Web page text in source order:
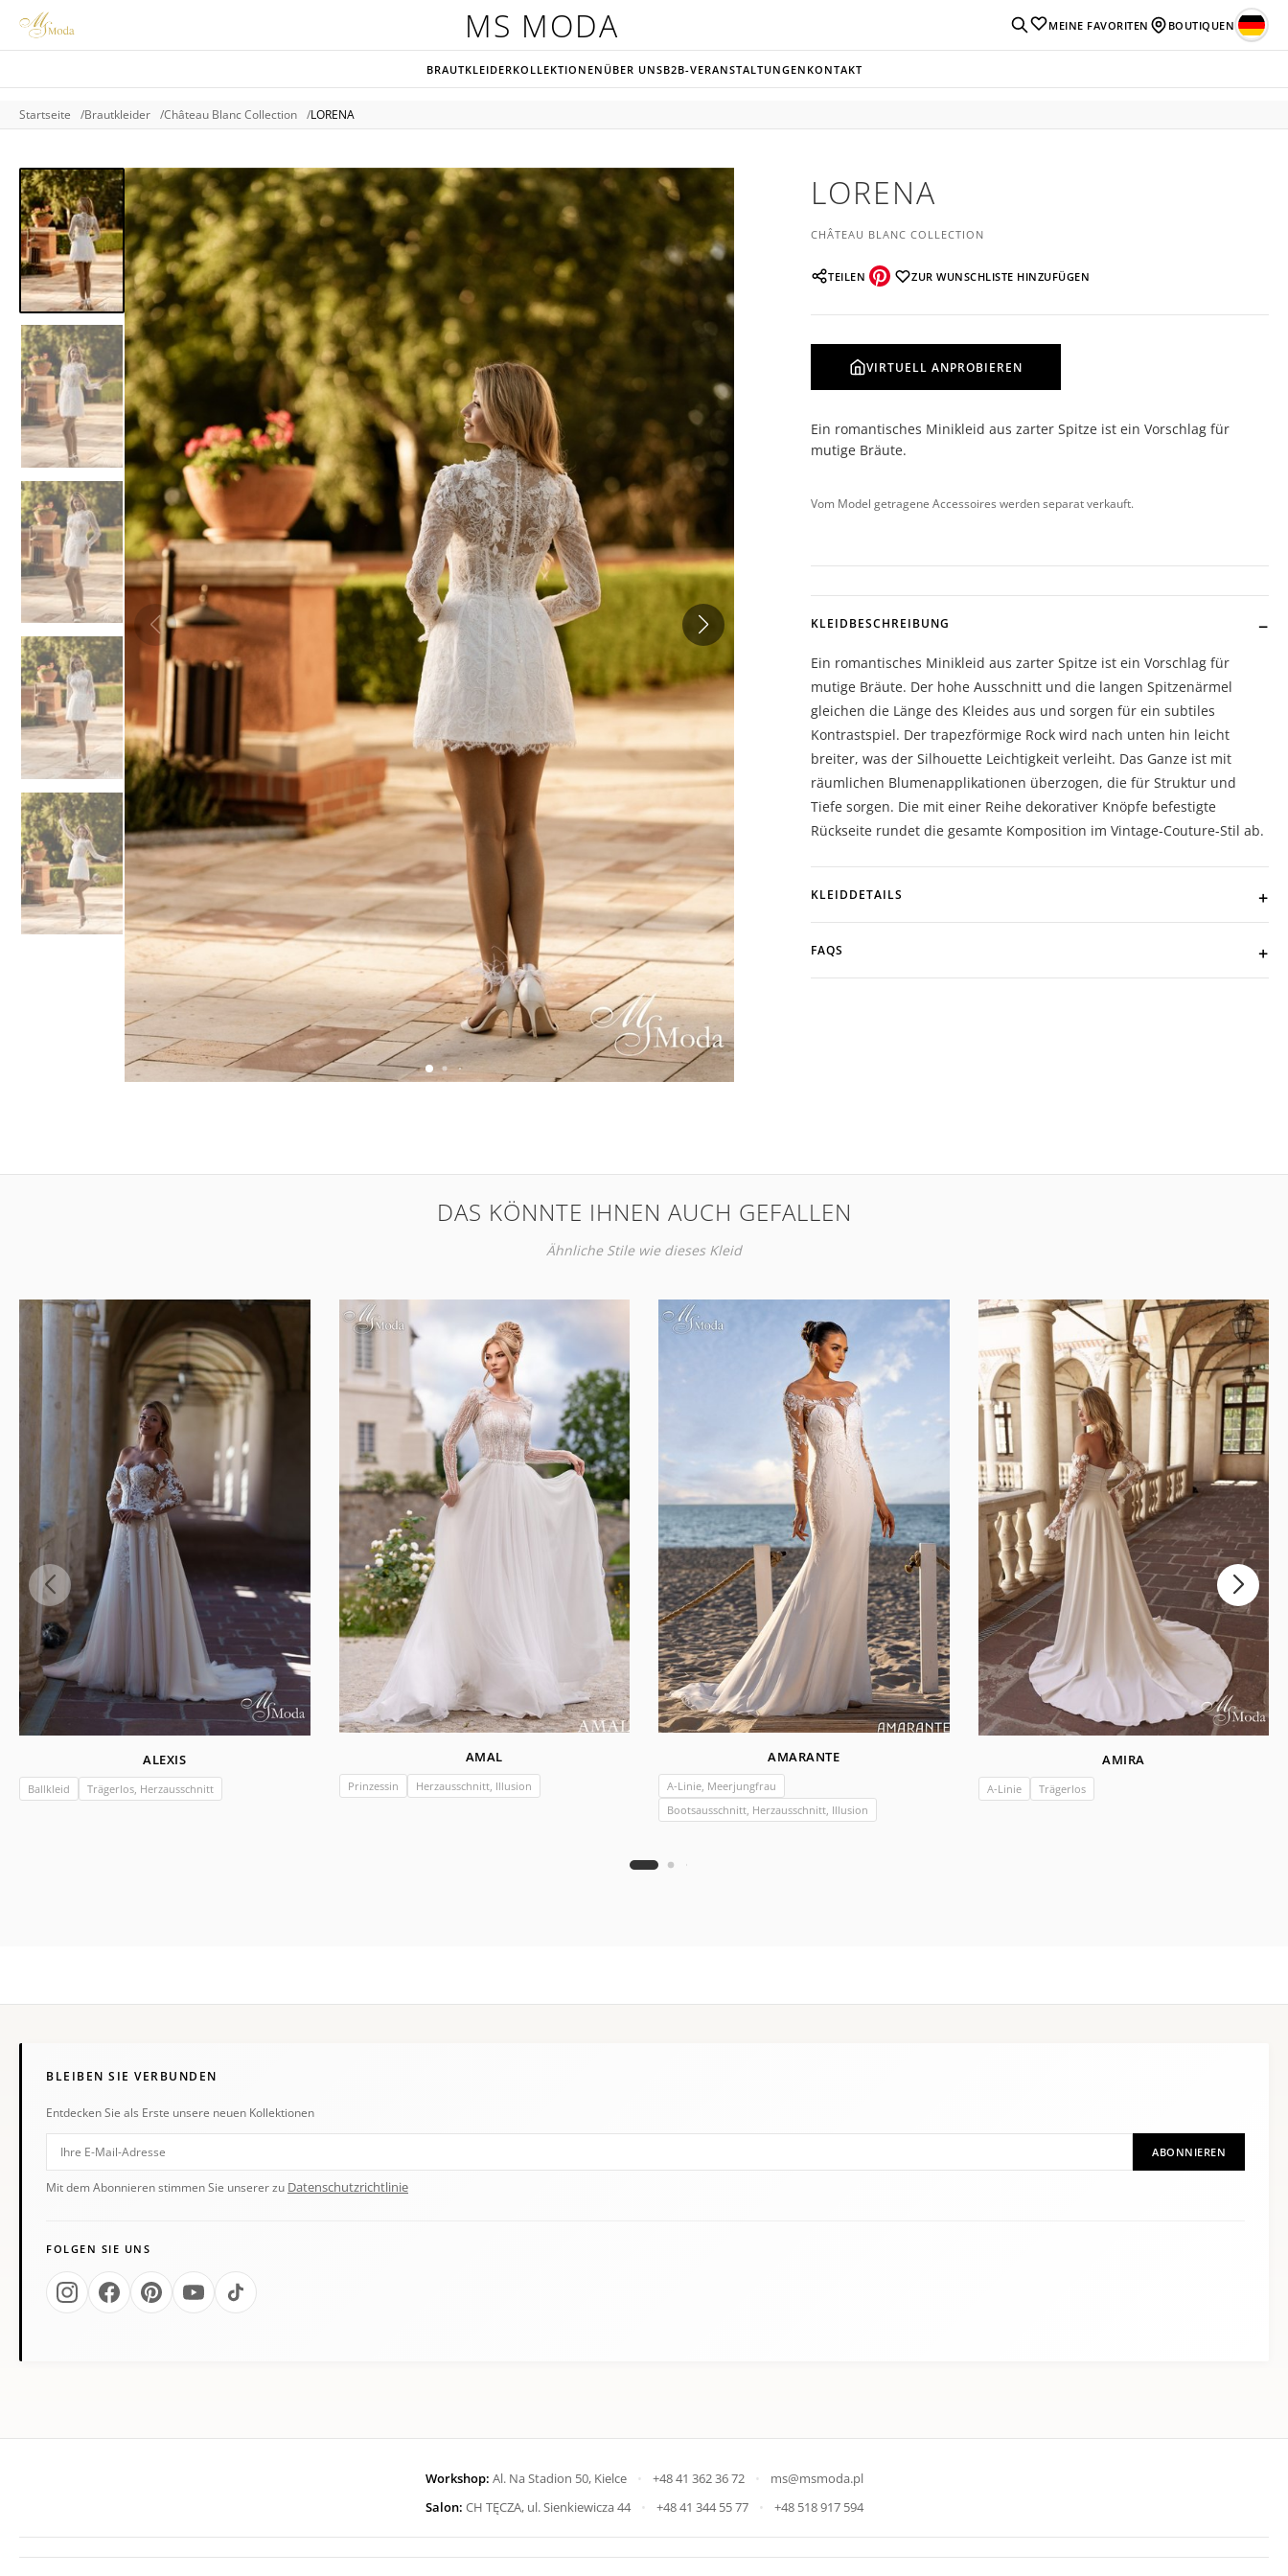
MS MODA MEINE FAVORITEN BOUTIQUEN
BRAUTKLEIDERKOLLEKTIONEN ÜBER UNSB2B-VERANSTALTUNGEN KONTAKT
Startseite Brautkleider Château Blanc Collection LORENA
LORENA
CHÂTEAU BLANC COLLECTION
TEILEN ZUR WUNSCHLISTE HINZUFÜGEN
VIRTUELL ANPROBIEREN
Ein romantisches Minikleid aus zarter Spitze ist ein Vorschlag für
mutige Bräute.
Vom Model getragene Accessoires werden separat verkauft.
KLEIDBESCHREIBUNG
Ein romantisches Minikleid aus zarter Spitze ist ein Vorschlag für
mutige Bräute. Der hohe Ausschnitt und die langen Spitzenärmel
gleichen die Länge des Kleides aus und sorgen für ein subtiles
Kontrastspiel. Der trapezförmige Rock wird nach unten hin leicht
breiter, was der Silhouette Leichtigkeit verleiht. Das Ganze ist mit
räumlichen Blumenapplikationen überzogen, die für Struktur und
Tiefe sorgen. Die mit einer Reihe dekorativer Knöpfe befestigte
Rückseite rundet die gesamte Komposition im Vintage-Couture-Stil ab.
KLEIDDETAILS
FAQS
DAS KÖNNTE IHNEN AUCH GEFALLEN
Ähnliche Stile wie dieses Kleid
ALEXIS
Ballkleid Trägerlos, Herzausschnitt
AMAL
Prinzessin Herzausschnitt, Illusion
AMARANTE
A-Linie, Meerjungfrau
Bootsausschnitt, Herzausschnitt, Illusion
AMIRA
A-Linie Trägerlos
BLEIBEN SIE VERBUNDEN
Entdecken Sie als Erste unsere neuen Kollektionen
ABONNIEREN
Mit dem Abonnieren stimmen Sie unserer zu Datenschutzrichtlinie
FOLGEN SIE UNS
Workshop: Al. Na Stadion 50, Kielce • +48 41 362 36 72 •
ms@msmoda.pl
Salon: CH TĘCZA, ul. Sienkiewicza 44 • +48 41 344 55 77 • +48 518 917 594